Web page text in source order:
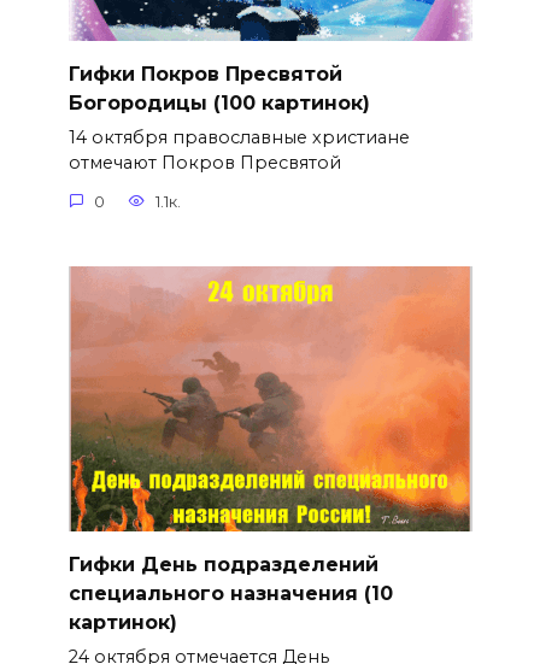
Гифки Покров Пресвятой
Богородицы (100 картинок)
14 октября православные христиане
отмечают Покров Пресвятой
0 1.1к.
Гифки День подразделений
специального назначения (10
картинок)
24 октября отмечается День